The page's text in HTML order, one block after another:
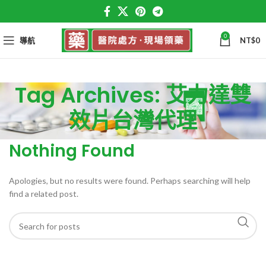
導航 0 NT$0
Tag Archives: 艾力達雙
效片台灣代理
Nothing Found
Apologies, but no results were found. Perhaps searching will help
find a related post.